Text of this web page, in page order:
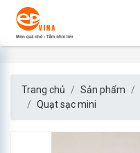
Trang chủ Sản phẩm
Quạt sạc mini